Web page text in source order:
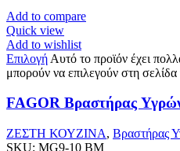
Add to compare
Quick view
Add to wishlist
Επιλογή Αυτό το προϊόν έχει
μπορούν να επιλεγούν στη σελίδα
FAGOR Βραστήρας
ΖΕΣΤΗ ΚΟΥΖΙΝΑ, Βραστήρας
SKU: MG9-10 BM